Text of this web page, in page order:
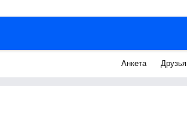
Анкета Друзья